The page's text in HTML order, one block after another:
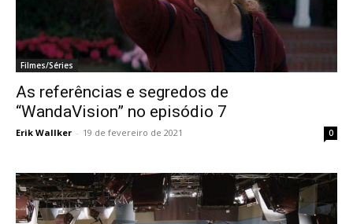
Filmes/Séries
As referências e segredos de
“WandaVision” no episódio 7
Erik Wallker - 19 de fevereiro de 2021 0